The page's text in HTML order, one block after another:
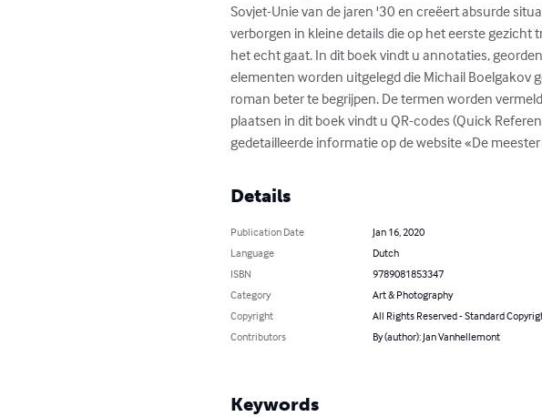
Sovjet-Unie van de jaren '30 en creëert absurde
verborgen in kleine details die op het eerste gezicht
het echt gaat. In dit boek vindt u annotaties,
elementen worden uitgelegd die Michail Boelgakov
roman beter te begrijpen. De termen worden
plaatsen in dit boek vindt u QR-codes (Quick
gedetailleerde informatie op de website «De
Details
Publication Date
Jan 16, 2020
Language
Dutch
ISBN
9789081853347
Category
Art & Photography
Copyright
All Rights Reserved - Standard
Contributors
By (author): Jan Vanhellemont
Keywords